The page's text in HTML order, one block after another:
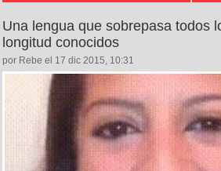
Una lengua que sobrepasa todos
longitud conocidos
por Rebe el 17 dic 2015, 10:31